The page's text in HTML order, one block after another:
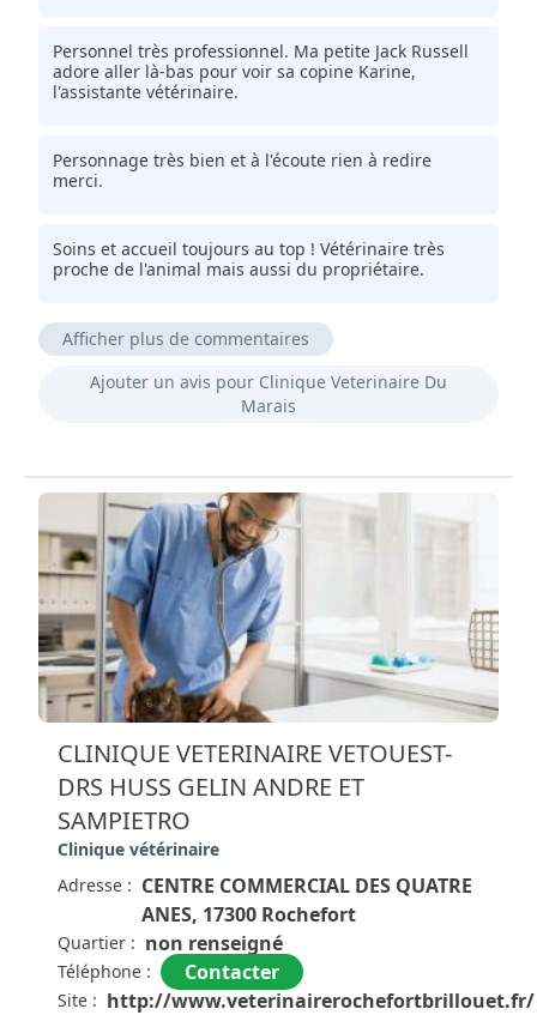
Personnel très professionnel. Ma petite Jack Russell
adore aller là-bas pour voir sa copine Karine,
l'assistante vétérinaire.
Personnage très bien et à l'écoute rien à redire
merci.
Soins et accueil toujours au top ! Vétérinaire très
proche de l'animal mais aussi du propriétaire.
Afficher plus de commentaires
Notre minouche a été bien soignée. Encore merci de
l'avoir sauvée.
Équipe très pro qui fait toujours le maximum pour le
bien-être de l'animal et la satisfaction du maitre. Je
recommande.
Cabinet vétérinaire très agréable et compétent. Des
vétérinaires performants et des assistantes à l'écoute
et sympathiques.
Ajouter un avis pour Clinique Veterinaire Du
Marais
CLINIQUE VETERINAIRE VETOUEST-
DRS HUSS GELIN ANDRE ET
SAMPIETRO
Clinique vétérinaire
Adresse : CENTRE COMMERCIAL DES QUATRE
ANES, 17300 Rochefort
Quartier : non renseigné
Téléphone : Contacter
Site : http://www.veterinairerochefortbrillouet.fr/